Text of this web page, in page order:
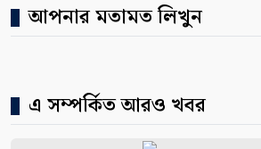
আপনার মতামত লিখুন
এ সম্পর্কিত আরও খবর